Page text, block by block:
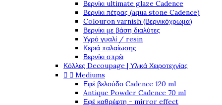
Βερνίκι ultimate glaze Cadence
Βερνίκι πέτρας (aqua stone Cadence)
Colouron varnish (Βερνικόχρωμα)
Βερνίκι με βάση διαλύτες
Υγρό γυαλί / resin
Κεριά παλαίωσης
Βερνίκι σπρέι
Κόλλες Decoupage | Υλικά Χειροτεχνίας
  Mediums
Εφέ βελούδο Cadence 120 ml
Antique Powder Cadence 70 ml
Εφέ καθρέφτη - mirror effect